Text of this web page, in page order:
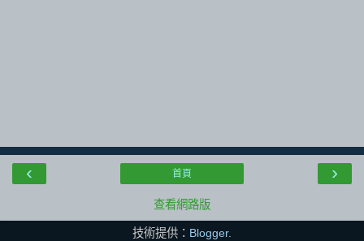
‹ ›
首頁
查看網路版
技術提供： Blogger.